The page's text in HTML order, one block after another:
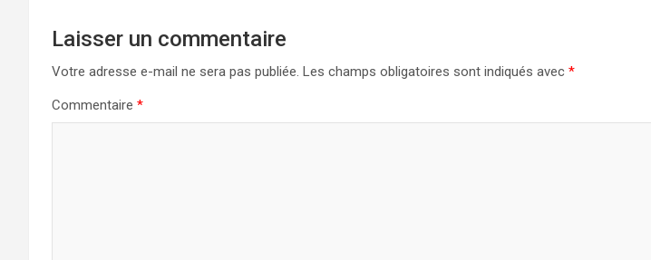
Laisser un commentaire
Votre adresse e-mail ne sera pas publiée. Les champs obligatoires sont indiqués avec *
Commentaire *